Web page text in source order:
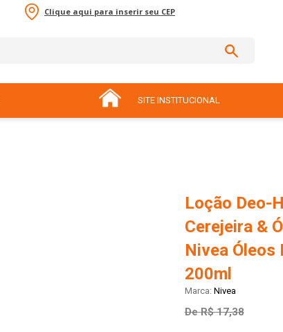
Clique aqui para inserir seu CEP
SITE INSTITUCIONAL
Loção Deo-
Cerejeira &
Nivea Óleos
200ml
Nivea
De R$ 17,38